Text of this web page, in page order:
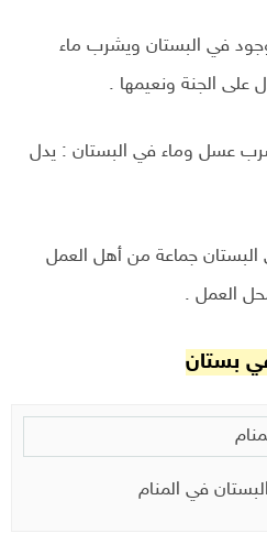
في البستان ويشرب ماء
الجنة ونعيمها .
عسل وماء في البستان : يدل
البستان جماعة من أهل العمل
العمل .
بستان
في المنام